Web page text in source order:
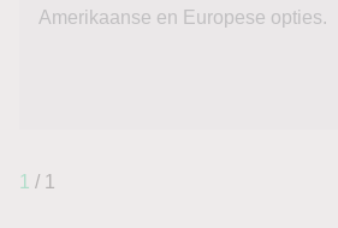
Amerikaanse en Europese opties.
1 / 1